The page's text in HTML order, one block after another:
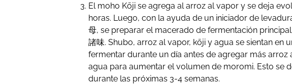
El moho Kōji se agrega al arroz al vapor y se deja
horas. Luego, con la ayuda de un iniciador de
母, se preparar el macerado de fermentación
諸味. Shubo, arroz al vapor, kōji y agua se sientan en
fermentar durante un día antes de agregar más arroz
agua para aumentar el volumen de moromi. Esto se
durante las próximas 3-4 semanas.